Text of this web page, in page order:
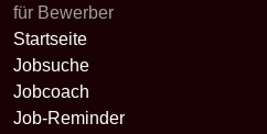
für Bewerber
Startseite
Jobsuche
Jobcoach
Job-Reminder